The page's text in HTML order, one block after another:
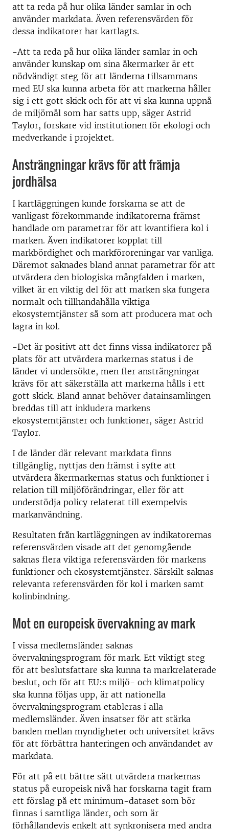
att ta reda på hur olika länder samlar in och
använder markdata. Även referensvärden för
dessa indikatorer har kartlagts.
-Att ta reda på hur olika länder samlar in och
använder kunskap om sina åkermarker är ett
nödvändigt steg för att länderna tillsammans
med EU ska kunna arbeta för att markerna håller
sig i ett gott skick och för att vi ska kunna uppnå
de miljömål som har satts upp, säger Astrid
Taylor, forskare vid institutionen för ekologi och
medverkande i projektet.
Ansträngningar krävs för att främja
jordhälsa
I kartläggningen kunde forskarna se att de
vanligast förekommande indikatorerna främst
handlade om parametrar för att kvantifiera kol i
marken. Även indikatorer kopplat till
markbördighet och markföroreningar var vanliga.
Däremot saknades bland annat parametrar för att
utvärdera den biologiska mångfalden i marken,
vilket är en viktig del för att marken ska fungera
normalt och tillhandahålla viktiga
ekosystemtjänster så som att producera mat och
lagra in kol.
-Det är positivt att det finns vissa indikatorer på
plats för att utvärdera markernas status i de
länder vi undersökte, men fler ansträngningar
krävs för att säkerställa att markerna hålls i ett
gott skick. Bland annat behöver datainsamlingen
breddas till att inkludera markens
ekosystemtjänster och funktioner, säger Astrid
Taylor.
I de länder där relevant markdata finns
tillgänglig, nyttjas den främst i syfte att
utvärdera åkermarkernas status och funktioner i
relation till miljöförändringar, eller för att
understödja policy relaterat till exempelvis
markanvändning.
Resultaten från kartläggningen av indikatorernas
referensvärden visade att det genomgående
saknas flera viktiga referensvärden för markens
funktioner och ekosystemtjänster. Särskilt saknas
relevanta referensvärden för kol i marken samt
kolinbindning.
Mot en europeisk övervakning av mark
I vissa medlemsländer saknas
övervakningsprogram för mark. Ett viktigt steg
för att beslutsfattare ska kunna ta markrelaterade
beslut, och för att EU:s miljö- och klimatpolicy
ska kunna följas upp, är att nationella
övervakningsprogram etableras i alla
medlemsländer. Även insatser för att stärka
banden mellan myndigheter och universitet krävs
för att förbättra hanteringen och användandet av
markdata.
För att på ett bättre sätt utvärdera markernas
status på europeisk nivå har forskarna tagit fram
ett förslag på ett minimum-dataset som bör
finnas i samtliga länder, och som är
förhållandevis enkelt att synkronisera med andra